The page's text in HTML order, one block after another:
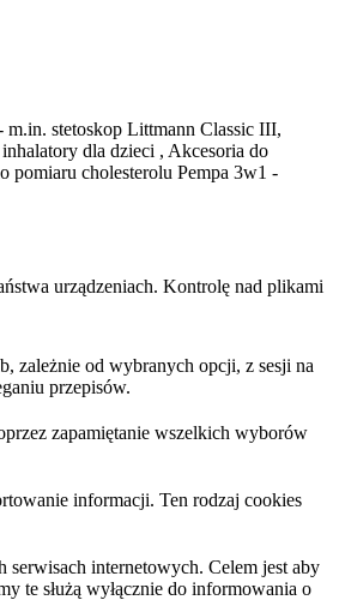
stetoskop Littmann Classic III,
dla dzieci , Akcesoria do
pomiaru cholesterolu Pempa 3w1 -
urządzeniach. Kontrolę nad plikami
zależnie od wybranych opcji, z sesji na
przepisów.
zapamiętanie wszelkich wyborów
informacji. Ten rodzaj cookies
internetowych. Celem jest aby
te służą wyłącznie do informowania o